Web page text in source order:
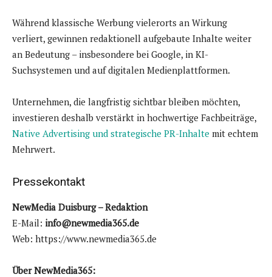
Während klassische Werbung vielerorts an Wirkung
verliert, gewinnen redaktionell aufgebaute Inhalte weiter
an Bedeutung – insbesondere bei Google, in KI-
Suchsystemen und auf digitalen Medienplattformen.
Unternehmen, die langfristig sichtbar bleiben möchten,
investieren deshalb verstärkt in hochwertige Fachbeiträge,
Native Advertising und strategische PR-Inhalte mit echtem
Mehrwert.
Pressekontakt
NewMedia Duisburg – Redaktion
E-Mail: info@newmedia365.de
Web: https://www.newmedia365.de
Über NewMedia365: